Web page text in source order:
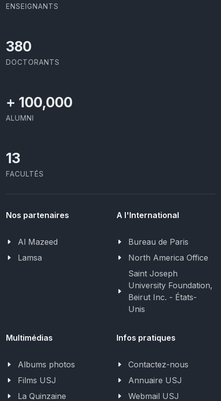
ENSEIGNANTS
391
DOCTORANTS
+ 100,000
ALUMNI
13
FACULTÉS
Nos partenaires
Al Mazeed
Lamsa
A l'International
Bureau de Paris
North America Office
Saint Joseph
University Foundation,
Beirut Inc. - États-
Unis
Multimédias
Albums photos
Films USJ
La Quinzaine
Infos pratiques
Contactez-nous
Annuaire USJ
Webmail USJ